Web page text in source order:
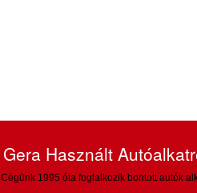
Gera Használt
Cégünk 1995 óta foglalkozik bontott autók